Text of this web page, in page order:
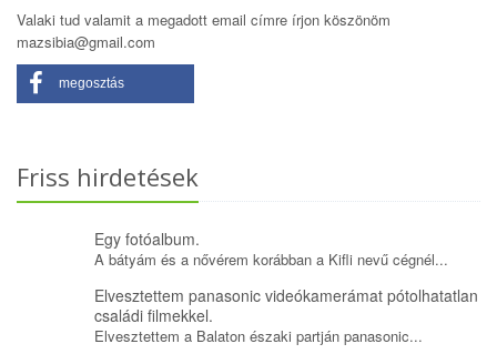
Valaki tud valamit a megadott email címre írjon köszönöm
mazsibia@gmail.com
megosztás
Friss hirdetések
Egy fotóalbum.
A bátyám és a nővérem korábban a Kifli nevű cégnél...
Elvesztettem panasonic videókamerámat pótolhatatlan
családi filmekkel.
Elvesztettem a Balaton északi partján panasonic...